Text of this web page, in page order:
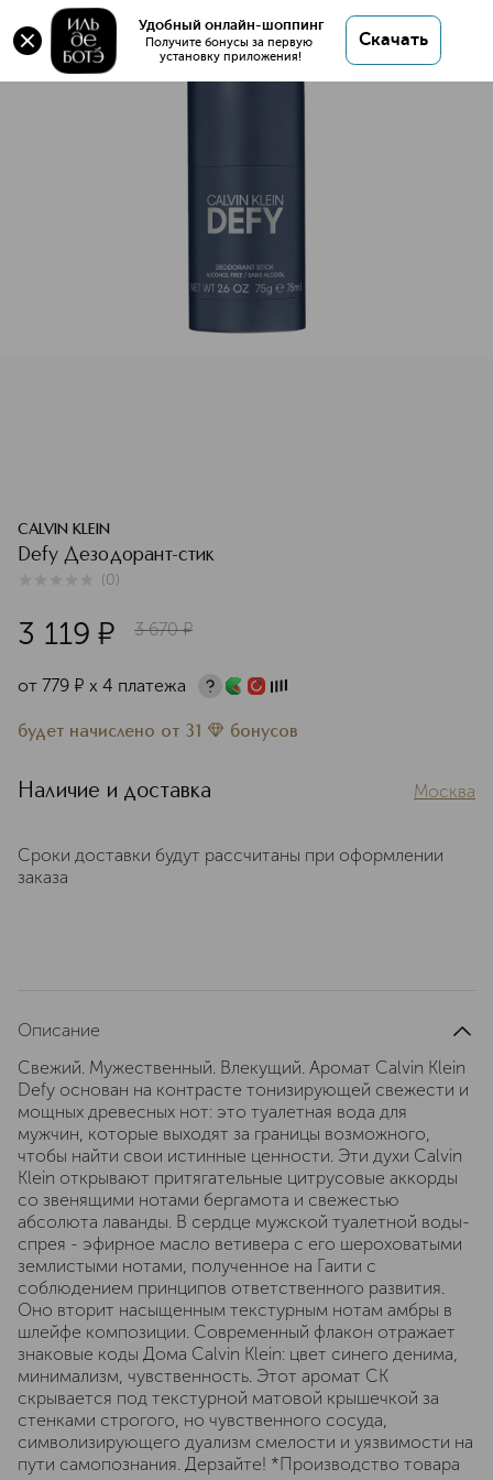
Удобный онлайн-шоппинг
Получите бонусы за первую
установку приложения!
Скачать
Оригинал 💯 Defy Дезодорант-стик купить в
интернет магазине ИЛЬ ДЕ БОТЭ с доставкой.
CALVIN KLEIN
Defy Дезодорант-стик
(0)
3 119 ¤ 3 670 ¤
от 779 ¤ х 4 платежа
будет начислено от 31 бонусов
Наличие и доставка Москва
Сроки доставки будут рассчитаны при оформлении
заказа
Описание
Свежий. Мужественный. Влекущий. Аромат Calvin Klein
Defy основан на контрасте тонизирующей свежести и
мощных древесных нот: это туалетная вода для
мужчин, которые выходят за границы возможного,
чтобы найти свои истинные ценности. Эти духи Calvin
Klein открывают притягательные цитрусовые аккорды
со звенящими нотами бергамота и свежестью
абсолюта лаванды. В сердце мужской туалетной воды-
спрея - эфирное масло ветивера с его шероховатыми
землистыми нотами, полученное на Гаити с
соблюдением принципов ответственного развития.
Оно вторит насыщенным текстурным нотам амбры в
шлейфе композиции. Современный флакон отражает
знаковые коды Дома Calvin Klein: цвет синего денима,
минимализм, чувственность. Этот аромат CK
скрывается под текстурной матовой крышечкой за
стенками строгого, но чувственного сосуда,
символизирующего дуализм смелости и уязвимости на
пути самопознания. Дерзайте! *Производство товара